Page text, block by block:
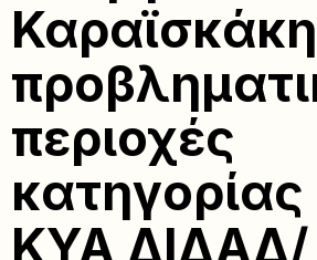
περιοχές
κατηγορίας
ΚΥΑ ΔΙΔΑΔ/